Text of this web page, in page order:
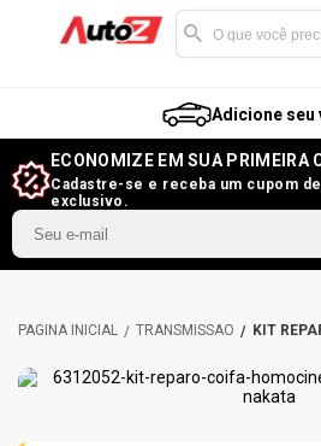
Adicione seu
ECONOMIZE EM SUA PRIMEIRA
Cadastre-se e receba um cupom
exclusivo.
TRANSMISSÃO KIT